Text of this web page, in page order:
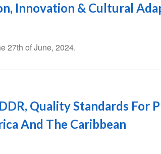
Innovation & Cultural
27th of June, 2024.
Quality Standards For
And The Caribbean